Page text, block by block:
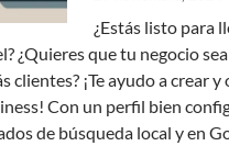
¿Estás listo para
¿Quieres que tu negocio
clientes? ¡Te ayudo a crear
Con un perfil bien
de búsqueda local y en